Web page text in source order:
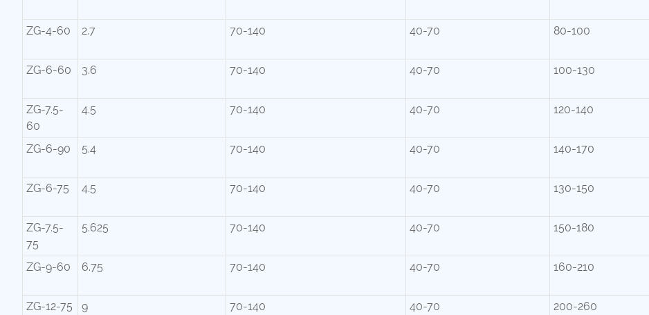
ZG-4-60 2.7 70-140 40-70 80-100
ZG-6-60 3.6 70-140 40-70 100-130
ZG-7.5-
60
4.5 70-140 40-70 120-140
ZG-6-90 5.4 70-140 40-70 140-170
ZG-6-75 4.5 70-140 40-70 130-150
ZG-7.5-
75
5.625 70-140 40-70 150-180
ZG-9-60 6.75 70-140 40-70 160-210
ZG-12-75 9 70-140 40-70 200-260